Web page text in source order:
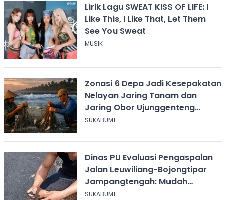
Lirik Lagu SWEAT KISS OF LIFE: I
Like This, I Like That, Let Them
See You Sweat
MUSIK
Zonasi 6 Depa Jadi Kesepakatan
Nelayan Jaring Tanam dan
Jaring Obor Ujunggenteng
Sukabumi
SUKABUMI
Dinas PU Evaluasi Pengaspalan
Jalan Leuwiliang-Bojongtipar
Jampangtengah: Mudah
Mengelupas
SUKABUMI